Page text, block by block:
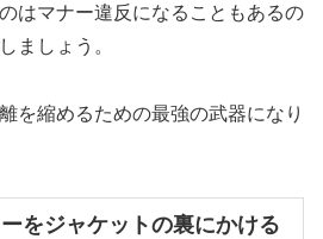
はマナー違反になることもあるの
ましょう。
を縮めるための最強の武器になり
をジャケットの裏にかける